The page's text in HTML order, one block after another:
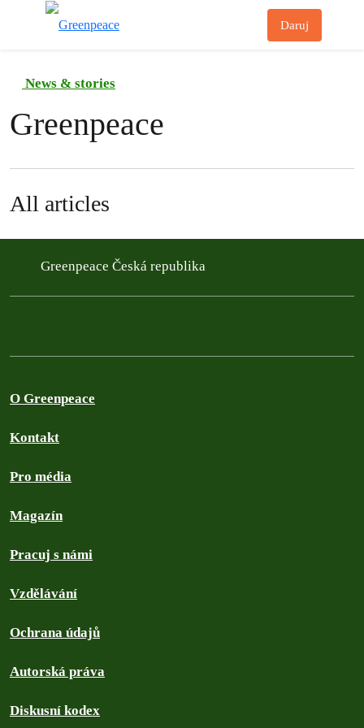
Daruj
News & stories
Greenpeace
All articles
Greenpeace Česká republika
O Greenpeace
Kontakt
Pro média
Magazín
Pracuj s námi
Vzdělávání
Ochrana údajů
Autorská práva
Diskusní kodex